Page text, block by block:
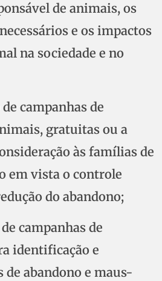
de animais, os
e os impactos
na sociedade e no
campanhas de
gratuitas ou a
às famílias de
em vista o controle
do abandono;
campanhas de
identificação e
de abandono e maus-